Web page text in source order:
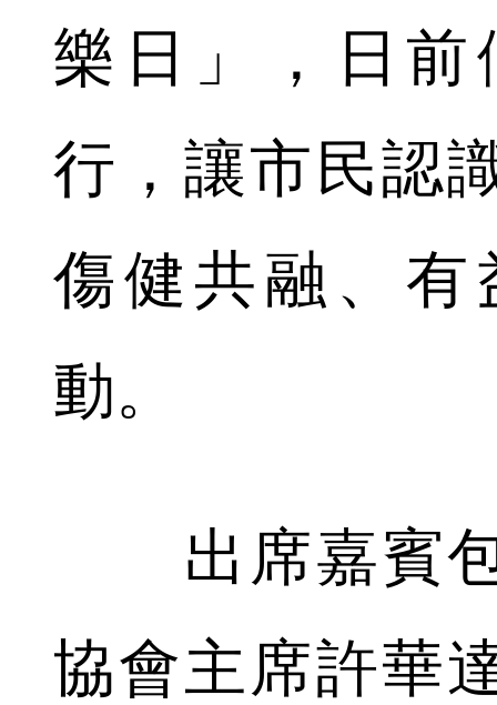
樂日」，日
行，讓市民認
傷健共融、有
動。
出席嘉賓包
協會主席許華